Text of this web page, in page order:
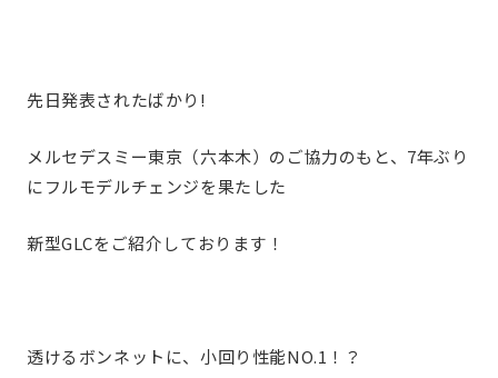
先日発表されたばかり!
メルセデスミー東京（六本木）のご協力のもと、7年ぶり
にフルモデルチェンジを果たした
新型GLCをご紹介しております！
透けるボンネットに、小回り性能NO.1！？